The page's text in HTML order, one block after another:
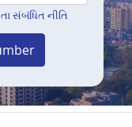
સંબંધિત નીતિ